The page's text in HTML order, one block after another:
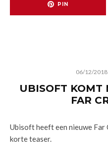
PIN
06/12/2018
UBISOFT KOMT
FAR
Ubisoft heeft een nieuwe Far
korte teaser.